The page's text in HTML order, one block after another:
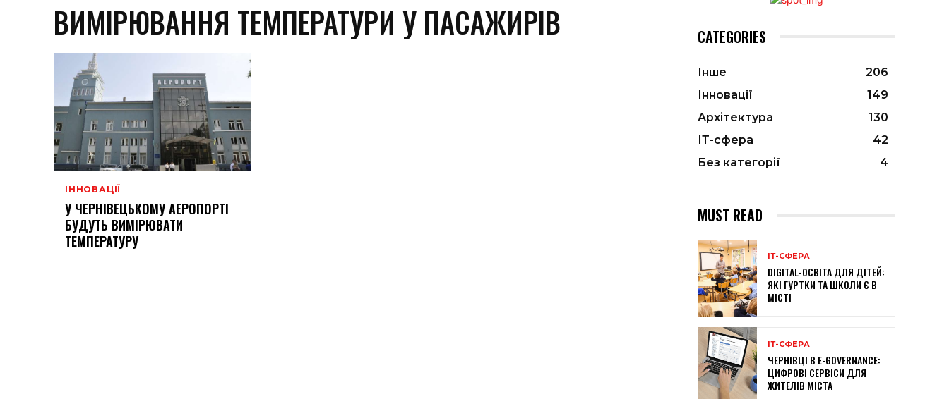
ВИМІРЮВАННЯ ТЕМПЕРАТУРИ У ПАСАЖИРІВ
ІННОВАЦІЇ
У ЧЕРНІВЕЦЬКОМУ АЕРОПОРТІ
БУДУТЬ ВИМІРЮВАТИ
ТЕМПЕРАТУРУ
CATEGORIES
Інше
206
Інновації
149
Архітектура
130
ІТ-сфера
42
Без категорії
4
MUST READ
ІТ-СФЕРА
DIGITAL-ОСВІТА ДЛЯ ДІТЕЙ:
ЯКІ ГУРТКИ ТА ШКОЛИ Є В
МІСТІ
ІТ-СФЕРА
ЧЕРНІВЦІ В E-GOVERNANCE:
ЦИФРОВІ СЕРВІСИ ДЛЯ
ЖИТЕЛІВ МІСТА